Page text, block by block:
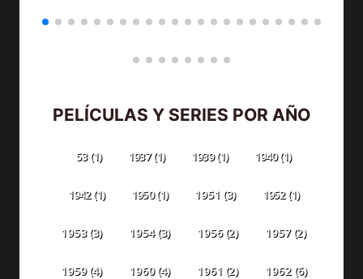
PELÍCULAS Y SERIES POR AÑO
53(1) 1937(1) 1939(1) 1940(1)
1942(1) 1950(1) 1951 (3) 1952(1)
1953(3) 1954(3) 1956(2) 1957(2)
1959(4) 1960(4) 1961 (2) 1962(6)